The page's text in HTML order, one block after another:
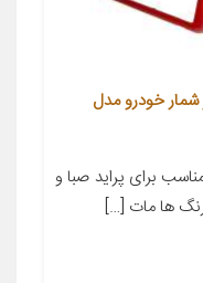
شمار خودرو مدل
برای پراید صبا و
ها مات […]